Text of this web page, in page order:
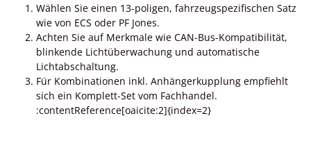
Wählen Sie einen 13-poligen, fahrzeugspezifischen Satz
wie von ECS oder PF Jones.
Achten Sie auf Merkmale wie CAN-Bus-Kompatibilität,
blinkende Lichtüberwachung und automatische
Lichtabschaltung.
Für Kombinationen inkl. Anhängerkupplung empfiehlt
sich ein Komplett-Set vom Fachhandel.
:contentReference[oaicite:2]{index=2}